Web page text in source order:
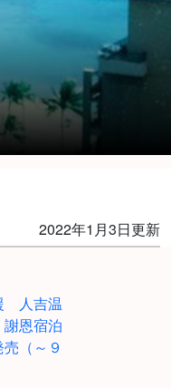
2022年1月3日更新
人吉温
恩宿泊
（～９